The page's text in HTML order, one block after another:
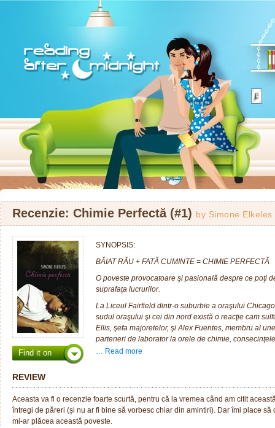
Recenzie: Chimie Perfectă (#1) by Simone Elkeles
Find it on
SYNOPSIS:
BĂIAT RĂU + FATĂ CUMINTE = CHIMIE PERFECTĂ
O poveste provocatoare şi pasională despre ce poţi
suprafaţa lucrurilor.
La Liceul Fairfield dintr-o suburbie a oraşului
sudul oraşului şi cei din nord există o reacţie cam
Ellis, şefa majoretelor, şi Alex Fuentes, membru al
parteneri de laborator la orele de chimie,
doi adolescenţi nu este însă pregătit pentru cea mai
O carte pentru băieţi răi şi fete cuminţi, pentru băieţi
fete, care a cucerit cititorii şi blogosfera!
— Recenzia în engleză pentru „Perfect Chemistry”
… Read more
REVIEW
Aceasta va fi o recenzie foarte scurtă, pentru că la vremea când am citit
întregi de păreri (și nu ar fi bine să vorbesc chiar din amintiri). Dar îmi place să
mi-ar plăcea această poveste.